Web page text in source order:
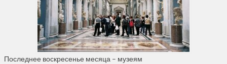
Последнее воскресенье месяца – музеям